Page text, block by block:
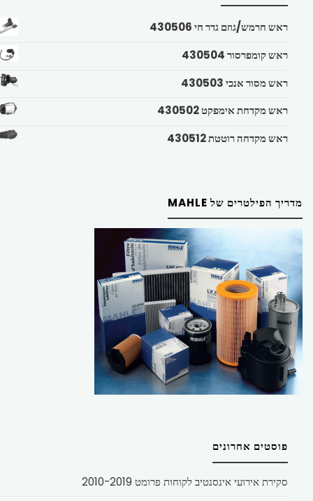
ראש חרמש/גוזם גדר חי 430506
ראש קומפרסור 430504
ראש מסור אנכי 430503
ראש מקדחת אימפקט 430502
ראש מקדחה רוטטת 430512
מדריך הפילטרים של MAHLE
פוסטים אחרונים
סקירת אירועי אינסנטיב לקוחות פרומט 2010-2019